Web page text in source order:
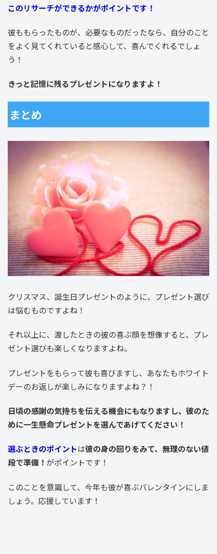
このリサーチができるかがポイントです！
彼ももらったものが、必要なものだったなら、自分のこと
をよく見てくれていると感心して、喜んでくれるでしょ
う！
きっと記憶に残るプレゼントになりますよ！
まとめ
クリスマス、誕生日プレゼントのように、プレゼント選び
は悩むものですよね！
それ以上に、渡したときの彼の喜ぶ顔を想像すると、プレ
ゼント選びも楽しくなりますよね。
プレゼントをもらって彼も喜びますし、あなたもホワイト
デーのお返しが楽しみになりますよね？！
日頃の感謝の気持ちを伝える機会にもなりますし、彼のた
めに一生懸命プレゼントを選んであげてください！
選ぶときのポイントは彼の身の回りをみて、無理のない値
段で準備！ がポイントです！
このことを意識して、今年も彼が喜ぶバレンタインにしま
しょう。応援しています！